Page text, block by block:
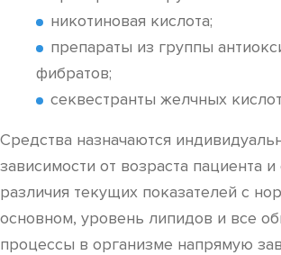
никотиновая кислота;
препараты из группы
фибратов;
секвестранты желчных
Средства назначаются
зависимости от возраста пациента и
различия текущих показателей с
основном, уровень липидов и все
процессы в организме напрямую